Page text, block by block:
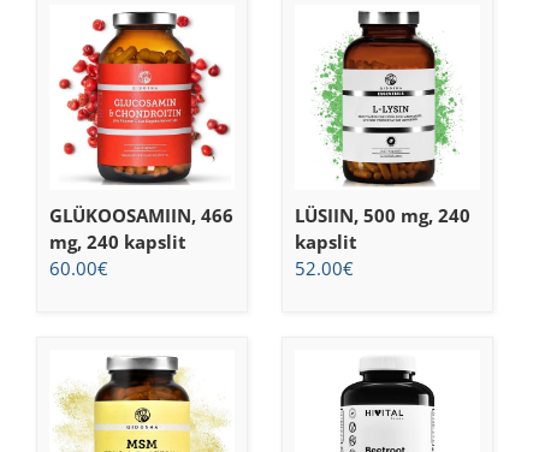
GLÜKOOSAMIIN, 466
mg, 240 kapslit
60.00€
LÜSIIN, 500 mg, 240
kapslit
52.00€